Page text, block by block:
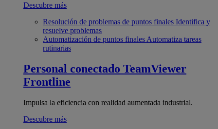
Descubre más
Resolución de problemas de puntos finales Identifica y
resuelve problemas
Automatización de puntos finales Automatiza tareas
rutinarias
Personal conectado TeamViewer
Frontline
Impulsa la eficiencia con realidad aumentada industrial.
Descubre más